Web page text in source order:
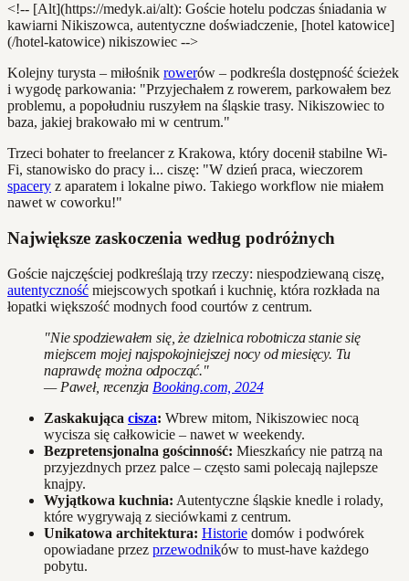
<!-- [Alt](https://medyk.ai/alt): Goście hotelu podczas śniadania w
kawiarni Nikiszowca, autentyczne doświadczenie, [hotel katowice]
(/hotel-katowice) nikiszowiec -->
Kolejny turysta – miłośnik rowerów – podkreśla dostępność ścieżek
i wygodę parkowania: "Przyjechałem z rowerem, parkowałem bez
problemu, a popołudniu ruszyłem na śląskie trasy. Nikiszowiec to
baza, jakiej brakowało mi w centrum."
Trzeci bohater to freelancer z Krakowa, który docenił stabilne Wi-
Fi, stanowisko do pracy i... ciszę: "W dzień praca, wieczorem
spacery z aparatem i lokalne piwo. Takiego workflow nie miałem
nawet w coworku!"
Największe zaskoczenia według podróżnych
Goście najczęściej podkreślają trzy rzeczy: niespodziewaną ciszę,
autentyczność miejscowych spotkań i kuchnię, która rozkłada na
łopatki większość modnych food courtów z centrum.
"Nie spodziewałem się, że dzielnica robotnicza stanie się
miejscem mojej najspokojniejszej nocy od miesięcy. Tu
naprawdę można odpocząć."
— Paweł, recenzja Booking.com, 2024
Zaskakująca cisza: Wbrew mitom, Nikiszowiec nocą
wycisza się całkowicie – nawet w weekendy.
Bezpretensjonalna gościnność: Mieszkańcy nie patrzą na
przyjezdnych przez palce – często sami polecają najlepsze
knajpy.
Wyjątkowa kuchnia: Autentyczne śląskie knedle i rolady,
które wygrywają z sieciówkami z centrum.
Unikatowa architektura: Historie domów i podwórek
opowiadane przez przewodników to must-have każdego
pobytu.